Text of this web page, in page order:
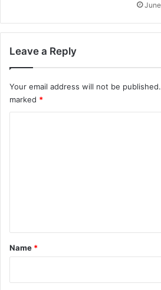
Leave a Reply
Your email address will not be published.
marked *
*
Name *